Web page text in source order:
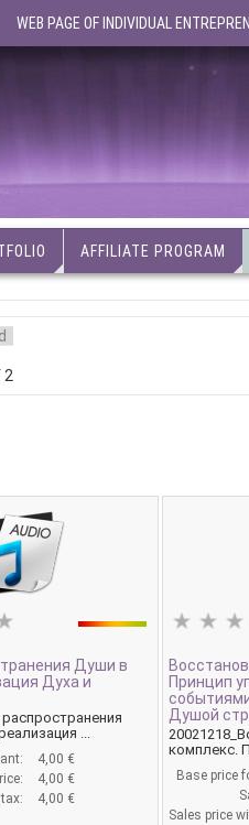
WEB PAGE OF INDIVIDUAL
AFFILIATE PROGRAM
2
Души в
Духа и
...
4,00 €
4,00 €
4,00 €
Принцип
Душой
комплекс.
Base price
Sales price